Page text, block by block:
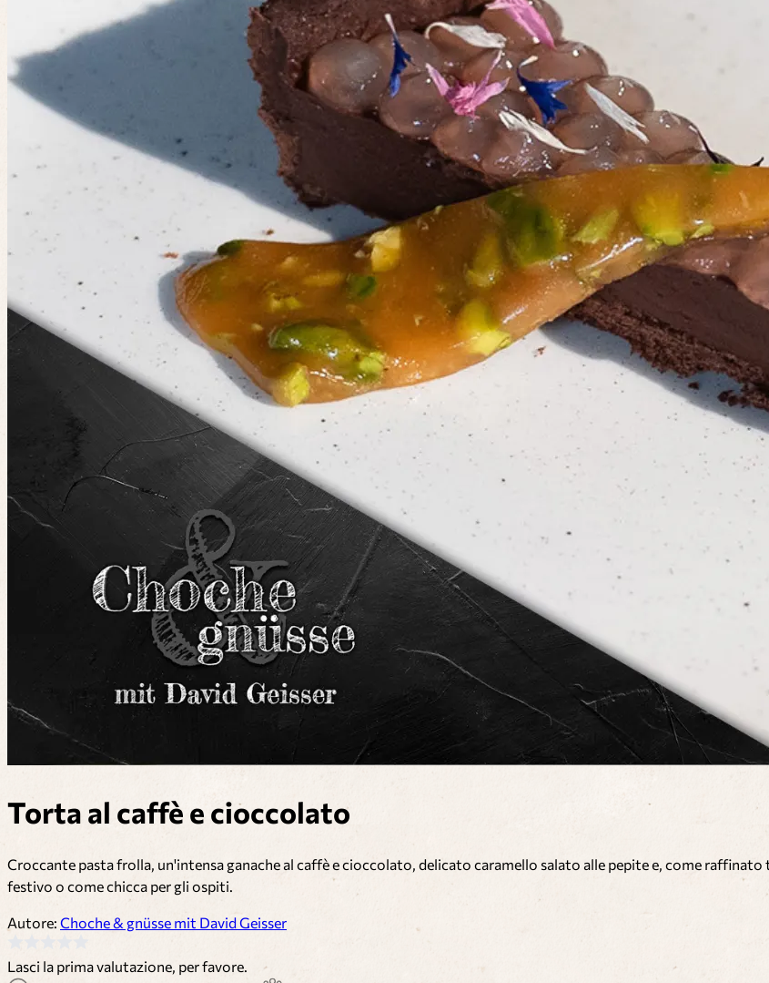
Torta al caffè e cioccolato
Croccante pasta frolla, un'intensa ganache al caffè e cioccolato, delicato caramello salato alle pepite e, come
festivo o come chicca per gli ospiti.
Autore: Choche & gnüsse mit David Geisser
Lasci la prima valutazione, per favore.